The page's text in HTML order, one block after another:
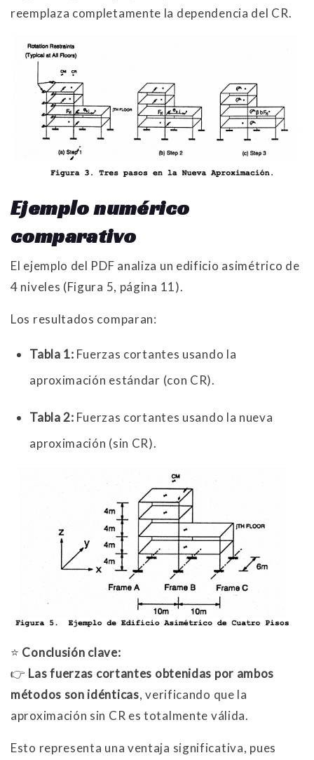
reemplaza completamente la dependencia del CR.
Ejemplo numérico
comparativo
El ejemplo del PDF analiza un edificio asimétrico de
4 niveles (Figura 5, página 11).
Los resultados comparan:
Tabla 1: Fuerzas cortantes usando la
aproximación estándar (con CR).
Tabla 2: Fuerzas cortantes usando la nueva
aproximación (sin CR).
⭐ Conclusión clave:
👉 Las fuerzas cortantes obtenidas por ambos
métodos son idénticas, verificando que la
aproximación sin CR es totalmente válida.
Esto representa una ventaja significativa, pues